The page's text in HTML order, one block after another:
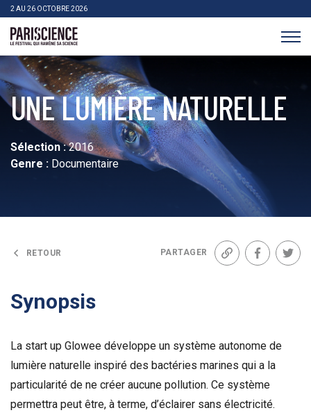
>Aller au contenu
2 AU 26 OCTOBRE 2026
UNE LUMIÈRE NATURELLE
Sélection :2016
Genre : Documentaire
RETOUR PARTAGER
Lien Facebook
Synopsis
La start up Glowee développe un système autonome de
lumière naturelle inspiré des bactéries marines qui a la
particularité de ne créer aucune pollution. Ce système
permettra peut être, à terme, d’éclairer sans électricité.
Panneau de gestion des cookies